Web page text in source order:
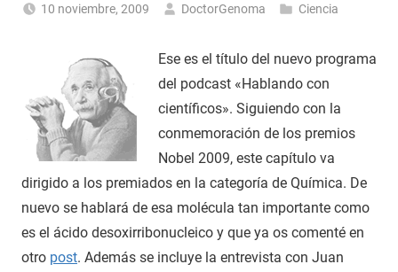
Molecular
10 noviembre, 2009 DoctorGenoma Ciencia
Ese es el título del nuevo programa
del podcast «Hablando con
científicos». Siguiendo con la
conmemoración de los premios
Nobel 2009, este capítulo va
dirigido a los premiados en la categoría de Química. De
nuevo se hablará de esa molécula tan importante como
es el ácido desoxirribonucleico y que ya os comenté en
otro post. Además se incluye la entrevista con Juan